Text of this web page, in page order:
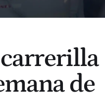
carrerilla
de